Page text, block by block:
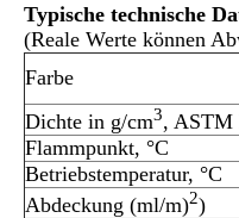
Typische technische
(Reale Werte können
Farbe
Dichte in g/cm3, ASTM
Flammpunkt, °C
Betriebstemperatur, °C
Abdeckung (ml/m)2)